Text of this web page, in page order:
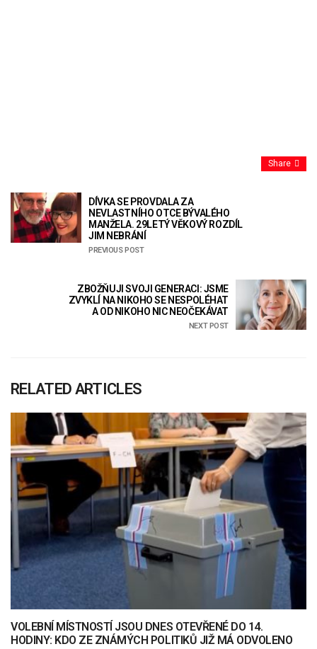
Share
DÍVKA SE PROVDALA ZA
NEVLASTNÍHO OTCE BÝVALÉHO
MANŽELA. 29LETÝ VĚKOVÝ ROZDÍL
JIM NEBRÁNÍ
PREVIOUS POST
ZBOŽŇUJI SVOJI GENERACI: JSME
ZVYKLÍ NA NIKOHO SE NESPOLÉHAT
A OD NIKOHO NIC NEOČEKÁVAT
NEXT POST
RELATED ARTICLES
VOLEBNÍ MÍSTNOSTÍ JSOU DNES OTEVŘENÉ DO 14.
HODINY: KDO ZE ZNÁMÝCH POLITIKŮ JIŽ MÁ ODVOLENO